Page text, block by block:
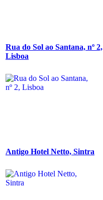
Rua do Sol ao Santana, nº 2,
Lisboa
Antigo Hotel Netto, Sintra